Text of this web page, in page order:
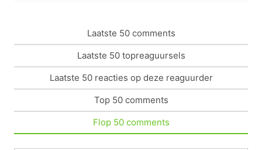
Laatste 50 comments
Laatste 50 topreaguursels
Laatste 50 reacties op deze reaguurder
Top 50 comments
Flop 50 comments